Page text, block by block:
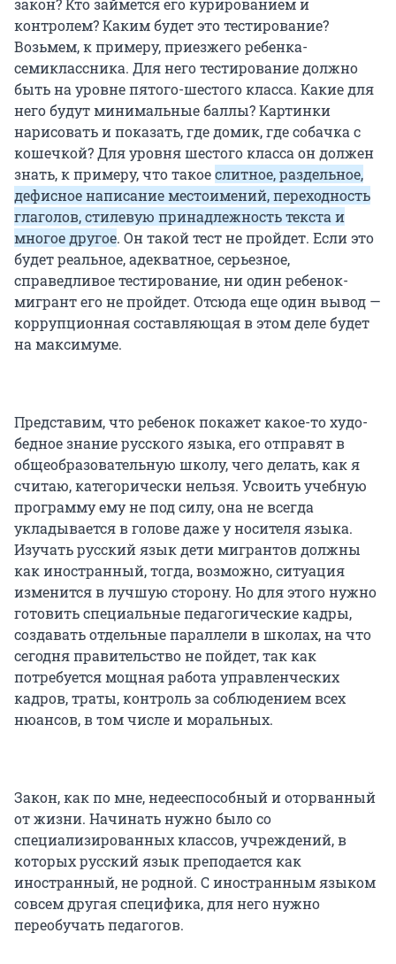
закон? Кто займется его курированием и
контролем? Каким будет это тестирование?
Возьмем, к примеру, приезжего ребенка-
семиклассника. Для него тестирование должно
быть на уровне пятого-шестого класса. Какие для
него будут минимальные баллы? Картинки
нарисовать и показать, где домик, где собачка с
кошечкой? Для уровня шестого класса он должен
знать, к примеру, что такоеслитное, раздельное,
дефисное написание местоимений, переходность
глаголов, стилевую принадлежность текста и
многое другое. Он такой тест не пройдет. Если это
будет реальное, адекватное, серьезное,
справедливое тестирование, ни один ребенок-
мигрант его не пройдет. Отсюда еще один вывод —
коррупционная составляющая в этом деле будет
на максимуме.
Представим, что ребенок покажет какое-то худо-
бедное знание русского языка, его отправят в
общеобразовательную школу, чего делать, как я
считаю, категорически нельзя. Усвоить учебную
программу ему не под силу, она не всегда
укладывается в голове даже у носителя языка.
Изучать русский язык дети мигрантов должны
как иностранный, тогда, возможно, ситуация
изменится в лучшую сторону. Но для этого нужно
готовить специальные педагогические кадры,
создавать отдельные параллели в школах, на что
сегодня правительство не пойдет, так как
потребуется мощная работа управленческих
кадров, траты, контроль за соблюдением всех
нюансов, в том числе и моральных.
Закон, как по мне, недееспособный и оторванный
от жизни. Начинать нужно было со
специализированных классов, учреждений, в
которых русский язык преподается как
иностранный, не родной. С иностранным языком
совсем другая специфика, для него нужно
переобучать педагогов.